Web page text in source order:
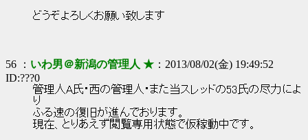
どうぞよろしくお願い致します
56 ： いわ男＠新潟の管理人 ★ ：2013/08/02(金) 19:49:52
ID:???0
管理人A氏・西の管理人・また当スレッドの53氏の尽力によ
り
ふる速の復旧が進んでおります。
現在、とりあえず閲覧専用状態で仮稼動中です。